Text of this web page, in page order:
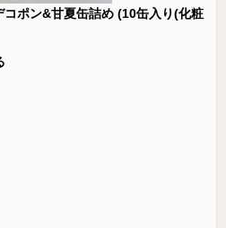
ポン&甘夏缶詰め (10缶入り(化粧